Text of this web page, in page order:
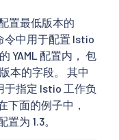
置最低版本的
令中用于配置 Istio
YAML 配置内， 包
本的字段。 其中
于指定 Istio 工作负
下面的例子中，
为 1.3。